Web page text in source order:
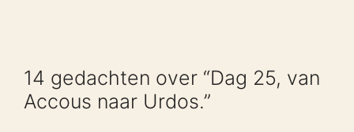
14 gedachten over “Dag 25, van
Accous naar Urdos.”